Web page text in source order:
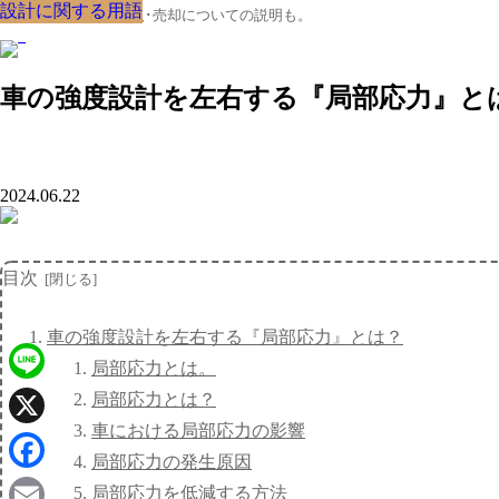
クルマの大辞典、購入･売却についての説明も。
車の強度設計を左右する『局部応力』と
設計に関する用語
2024.06.22
目次
車の強度設計を左右する『局部応力』とは？
局部応力とは。
局部応力とは？
車における局部応力の影響
局部応力の発生原因
局部応力を低減する方法
設計に関する用語
設計に関する用語
設計に関する用語
設計に関する用語
設計に関する用語
設計に関する用語
設計に関する用語
設計に関する用語
Line
X
Facebook